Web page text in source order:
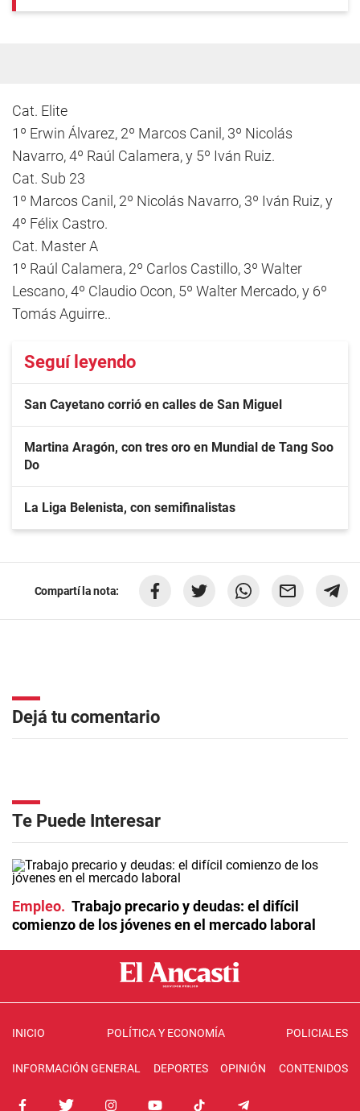
Cat. Elite
1º Erwin Álvarez, 2º Marcos Canil, 3º Nicolás
Navarro, 4º Raúl Calamera, y 5º Iván Ruiz.
Cat. Sub 23
1º Marcos Canil, 2º Nicolás Navarro, 3º Iván Ruiz, y
4º Félix Castro.
Cat. Master A
1º Raúl Calamera, 2º Carlos Castillo, 3º Walter
Lescano, 4º Claudio Ocon, 5º Walter Mercado, y 6º
Tomás Aguirre..
Seguí leyendo
San Cayetano corrió en calles de San Miguel
Martina Aragón, con tres oro en Mundial de Tang Soo
Do
La Liga Belenista, con semifinalistas
Compartí la nota:
Dejá tu comentario
Te Puede Interesar
Empleo
Trabajo precario y deudas: el difícil
comienzo de los jóvenes en el mercado laboral
INICIO POLÍTICA Y ECONOMÍA POLICIALES
INFORMACIÓN GENERAL DEPORTES OPINIÓN CONTENIDOS